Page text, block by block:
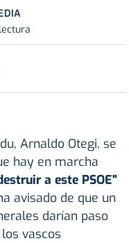
Arnaldo Otegi, se
hay en marcha
a este PSOE"
avisado de que un
darían paso
vascos